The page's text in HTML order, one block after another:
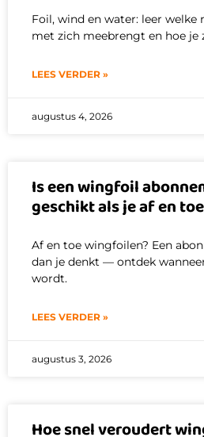
Foil, wind en water: leer welke
met zich meebrengt en hoe je
LEES VERDER »
augustus 4, 2026
Is een wingfoil
geschikt als je af en
Af en toe wingfoilen? Een
dan je denkt — ontdek
wordt.
LEES VERDER »
augustus 3, 2026
Hoe snel veroudert